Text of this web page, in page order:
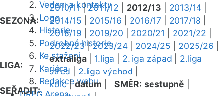
Vedení a kontakty
Logo
Historie
Podrobná historie
Ke stažení
Kariéra
Redakce webu
DRFG Arena
SEZONA:
2010/11|2011/12 2012/13 2013/14
2014/15
2015/16 2016/17 2017/18
2018/19
2019/20 2020/21 2021/22
2022/23|2023/24 2024/25 2025/26
LIGA:
extraliga 1.liga 2.liga západ
2.liga
střed
2.liga východ
SEŘADIT:
kolo|datum SMĚR: sestupně